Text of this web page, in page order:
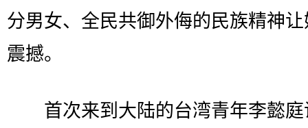
分男女、全民共御外侮的民族精神
震撼。
首次来到大陆的台湾青年李懿庭